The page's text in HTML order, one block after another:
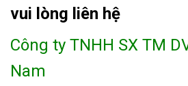
vui lòng liên hệ
Công ty TNHH SX TM
Nam